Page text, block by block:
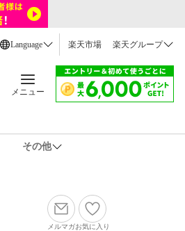
Language 楽天市場 楽天グループ
メニュー
その他
メルマガお気に入り